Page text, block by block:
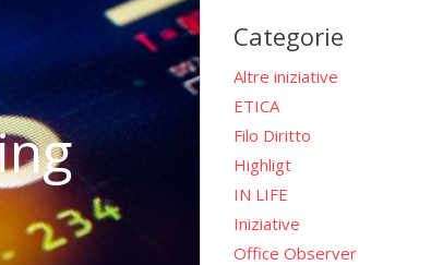
Categorie
Altre iniziative
ETICA
Filo Diritto
Highligt
IN LIFE
Iniziative
Office Observer